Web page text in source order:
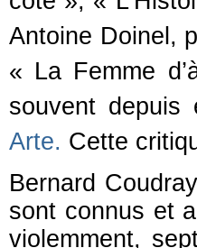
Antoine Doinel,
« La Femme
souvent depuis
Arte. Cette
Bernard
sont connus et
violemment,